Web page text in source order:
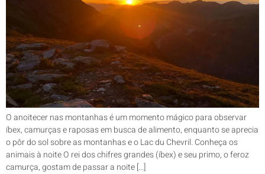
O anoitecer nas montanhas é um momento mágico para observar
íbex, camurças e raposas em busca de alimento, enquanto se aprecia
o pôr do sol sobre as montanhas e o Lac du Chevril. Conheça os
animais à noite O rei dos chifres grandes (íbex) e seu primo, o feroz
camurça, gostam de passar a noite [...]